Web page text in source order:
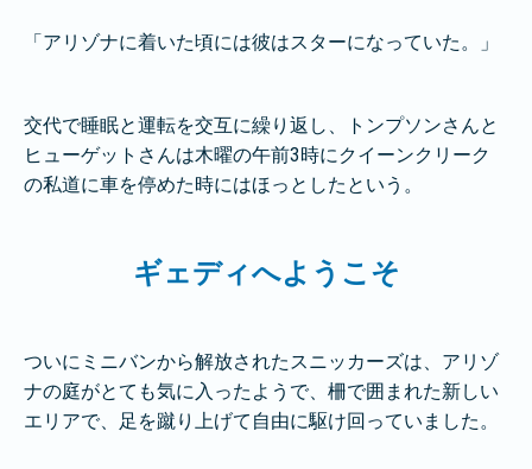
「アリゾナに着いた頃には彼はスターになっていた。」
交代で睡眠と運転を交互に繰り返し、トンプソンさんと
ヒューゲットさんは木曜の午前3時にクイーンクリーク
の私道に車を停めた時にはほっとしたという。
ギェディへようこそ
ついにミニバンから解放されたスニッカーズは、アリゾ
ナの庭がとても気に入ったようで、柵で囲まれた新しい
エリアで、足を蹴り上げて自由に駆け回っていました。